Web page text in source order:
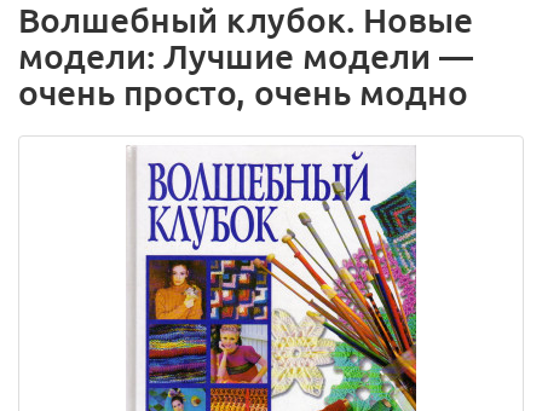
Волшебный клубок. Новые
модели: Лучшие модели —
очень просто, очень модно